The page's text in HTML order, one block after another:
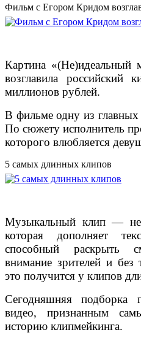
Фильм с Егором Кридом
Картина «(Не)идеальный
возглавила российский
миллионов рублей.
В фильме одну из
По сюжету исполнитель
которого влюбляется
5 самых длинных клипов
Музыкальный клип — не
которая дополняет
способный раскрыть
внимание зрителей и без
это получится у клипов
Сегодняшняя подборка
видео, признанным
историю клипмейкинга.